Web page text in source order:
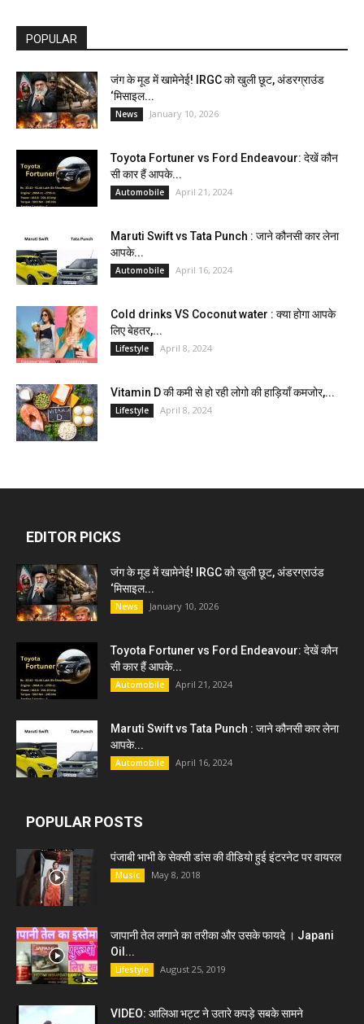
POPULAR
जंग के मूड में खामेनेई! IRGC को खुली छूट, अंडरग्राउंड
‘मिसाइल...
News January 10, 2026
Toyota Fortuner vs Ford Endeavour: देखें कौन
सी कार हैं आपके...
Automobile April 21, 2024
Maruti Swift vs Tata Punch : जाने कौनसी कार लेना
आपके...
Automobile April 16, 2024
Cold drinks VS Coconut water : क्या होगा आपके
लिए बेहतर,...
Lifestyle April 8, 2024
Vitamin D की कमी से हो रही लोगो की हाड़ियाँ कमजोर,...
Lifestyle April 8, 2024
EDITOR PICKS
जंग के मूड में खामेनेई! IRGC को खुली छूट, अंडरग्राउंड
‘मिसाइल...
News January 10, 2026
Toyota Fortuner vs Ford Endeavour: देखें कौन
सी कार हैं आपके...
Automobile April 21, 2024
Maruti Swift vs Tata Punch : जाने कौनसी कार लेना
आपके...
Automobile April 16, 2024
POPULAR POSTS
पंजाबी भाभी के सेक्सी डांस की वीडियो हुई इंटरनेट पर वायरल
Music May 8, 2018
जापानी तेल लगाने का तरीका और उसके फायदे । Japani
Oil...
Lifestyle August 25, 2019
VIDEO: आलिआ भट्ट ने उतारे कपड़े सबके सामने